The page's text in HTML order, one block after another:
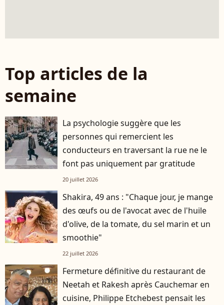
Top articles de la
semaine
La psychologie suggère que les
personnes qui remercient les
conducteurs en traversant la rue ne le
font pas uniquement par gratitude
20 juillet 2026
Shakira, 49 ans : "Chaque jour, je mange
des œufs ou de l'avocat avec de l'huile
d'olive, de la tomate, du sel marin et un
smoothie"
22 juillet 2026
Fermeture définitive du restaurant de
Neetah et Rakesh après Cauchemar en
cuisine, Philippe Etchebest pensait les